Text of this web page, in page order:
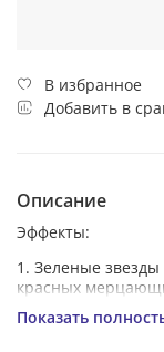
В избранное
Добавить в
Описание
Эффекты:
1. Зеленые
красных
2. Красные
Показать